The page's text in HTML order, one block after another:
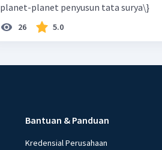
planet-planet penyusun tata surya\}
26 5.0
Bantuan & Panduan
Kredensial Perusahaan